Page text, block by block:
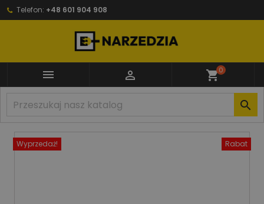
Telefon: +48 601 904 908
  shopping_cart0

Wyprzedaż! Rabat